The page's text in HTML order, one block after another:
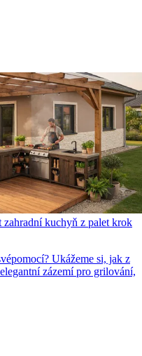
kuchyň z palet krok
Ukážeme si, jak z
zázemí pro grilování,